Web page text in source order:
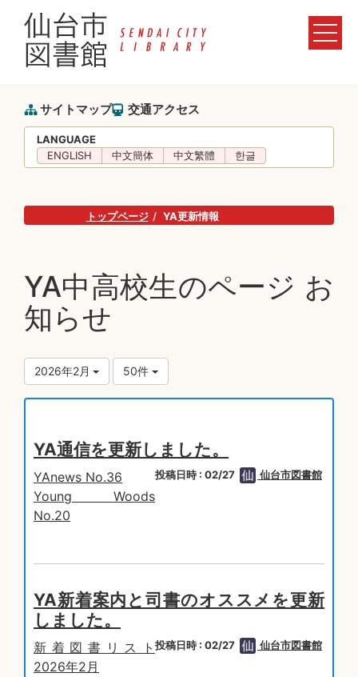
サイトマップ 交通アクセス
LANGUAGE
ENGLISH
中文簡体 中文繁體 한글
トップページ YA更新情報
YA中高校生のページ お
知らせ
2026年2月 50件
YA通信を更新しました。
投稿日時 : 02/27 仙台市図書館
YAnews No.36
Young Woods
No.20
YA新着案内と司書のオススメを更新
しました。
投稿日時 : 02/27 仙台市図書館
新着図書リスト
2026年2月